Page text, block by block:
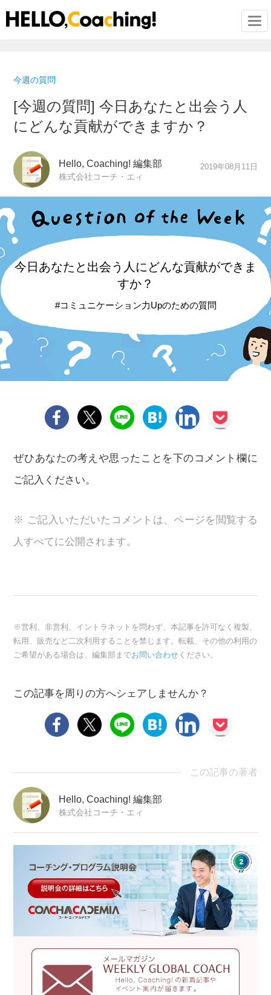
今週の質問
[今週の質問] 今日あなたと出会う人
にどんな貢献ができますか？
Hello, Coaching! 編集部
株式会社コーチ・エィ
2019年08月11日
今日あなたと出会う人に どんな貢献ができま
すか？
#コミュニケーション力Upのための質問
ぜひあなたの考えや思ったことを下のコメント欄に
ご記入ください。
※ ご記入いただいたコメントは、ページを閲覧する
人すべてに公開されます。
※営利、非営利、イントラネットを問わず、本記事を許可なく複製、
転用、販売など二次利用することを禁じます。転載、その他の利用の
ご希望がある場合は、編集部までお問い合わせ ください。
この記事を周りの方へシェアしませんか？
この記事の著者
Hello, Coaching! 編集部
株式会社コーチ・エィ